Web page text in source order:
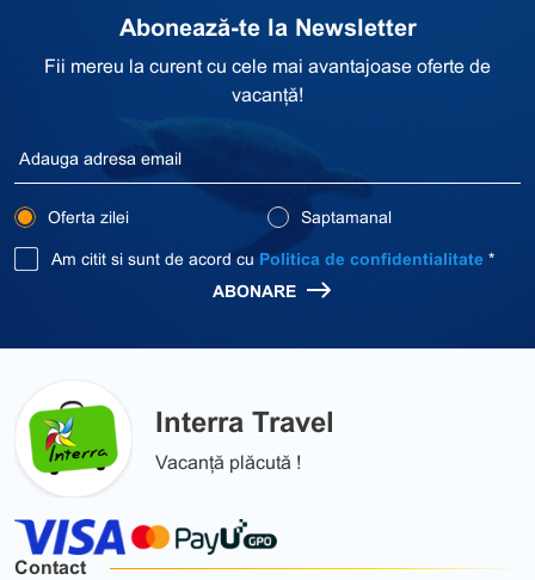
Abonează-te la Newsletter
Fii mereu la curent cu cele mai avantajoase oferte de
vacanță!
Oferta zilei Saptamanal
Am citit si sunt de acord cu Politica de confidentialitate *
ABONARE
Interra Travel
Vacanță plăcută !
Contact